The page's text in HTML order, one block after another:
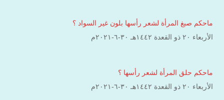
ماحكم صبغ المرأة لشعر رأسها بلون غير السواد ؟
الأربعاء ۲۰ ذو القعدة ۱٤٤۲هـ ۳۰-٦-۲۰۲۱م
ماحكم حلق المرأة لشعر رأسها ؟
الأربعاء ۲۰ ذو القعدة ۱٤٤۲هـ ۳۰-٦-۲۰۲۱م